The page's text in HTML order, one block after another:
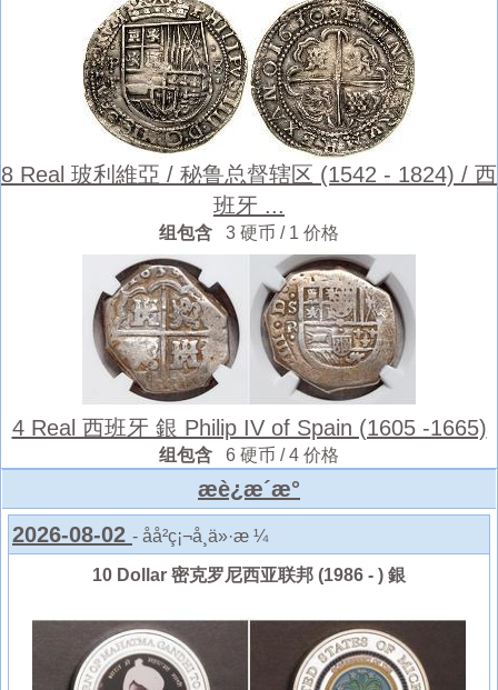
8 Real 玻利維亞 / 秘鲁总督辖区 (1542 - 1824) / 西
班牙 ...
组包含 3 硬币 / 1 价格
4 Real 西班牙 銀 Philip IV of Spain (1605 -1665)
组包含 6 硬币 / 4 价格
æè¿æ´æ°
2026-08-02 - åå²ç¡¬å¸ä»·æ ¼
10 Dollar 密克罗尼西亚联邦 (1986 - ) 銀